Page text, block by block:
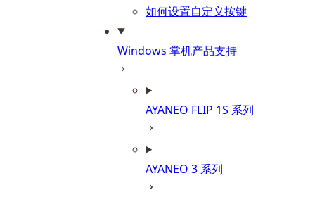
如何设置自定义按键
Windows 掌机产品支持
AYANEO FLIP 1S 系列
AYANEO 3 系列